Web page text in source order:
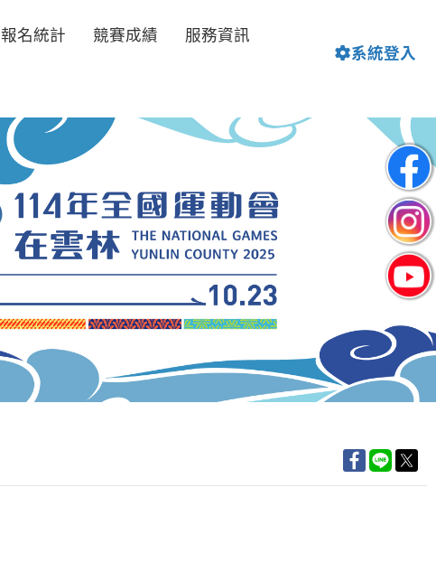
報名統計 競賽成績
服務資訊
系統登入